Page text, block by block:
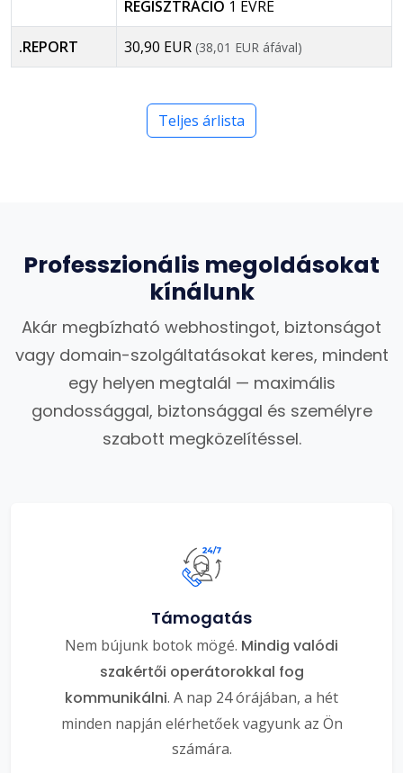
REGISZTRÁCIÓ 1 ÉVRE
.REPORT 30,90 EUR (38,01 EUR áfával)
Teljes árlista
Professzionális megoldásokat
kínálunk
Akár megbízható webhostingot, biztonságot
vagy domain-szolgáltatásokat keres, mindent
egy helyen megtalál — maximális
gondossággal, biztonsággal és személyre
szabott megközelítéssel.
Támogatás
Nem bújunk botok mögé. Mindig valódi
szakértői operátorokkal fog
kommunikálni. A nap 24 órájában, a hét
minden napján elérhetőek vagyunk az Ön
számára.